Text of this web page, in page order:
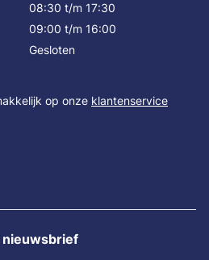
08:30 t/m 17:30
09:00 t/m 16:00
Gesloten
op onze klantenservice
nieuwsbrief